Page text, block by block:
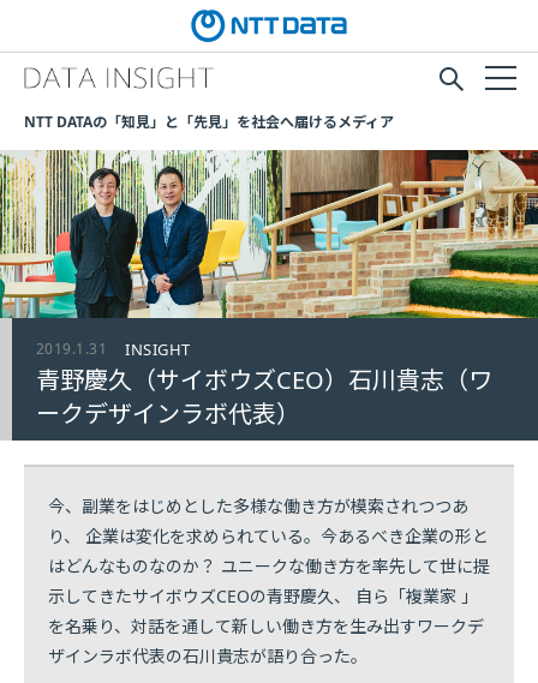
NTT DATAの「知見」と「先見」を社会へ届けるメディア
2019.1.31 INSIGHT
青野慶久（サイボウズCEO）石川貴志（ワ
ークデザインラボ代表）
今、副業をはじめとした多様な働き方が模索されつつあ
り、 企業は変化を求められている。今あるべき企業の形と
はどんなものなのか？ ユニークな働き方を率先して世に提
示してきたサイボウズCEOの青野慶久、 自ら「複業家 」
を名乗り、対話を通して新しい働き方を生み出すワークデ
ザインラボ代表の石川貴志が語り合った。